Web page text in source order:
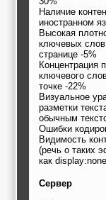
Наличие
иностранном
Высокая
ключевых
странице -5%
Концентрация
ключевого
точке -22%
Визуальное
разметки
обычным
Ошибки
Видимость
(речь о таких
как
Сервер